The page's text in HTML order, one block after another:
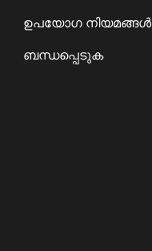
ഉപയോഗ നിയമങ്ങൾ
ബന്ധപ്പെടുക